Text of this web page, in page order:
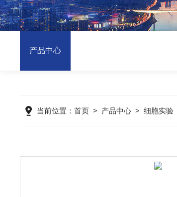
产品中心
当前位置：首页 > 产品中心 >细胞实验